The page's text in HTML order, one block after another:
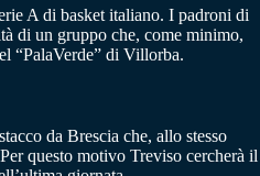
A di basket italiano. I padroni di
di un gruppo che, come minimo,
“PalaVerde” di Villorba.
da Brescia che, allo stesso
questo motivo Treviso cercherà il